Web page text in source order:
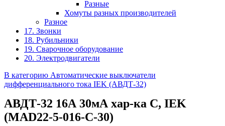
Разные
Хомуты разных производителей
Разное
17. Звонки
18. Рубильники
19. Сварочное оборудование
20. Электродвигатели
В категорию Автоматические выключатели
дифференциального тока IEK (АВДТ-32)
АВДТ-32 16А 30мА хар-ка С, IEK
(MAD22-5-016-C-30)